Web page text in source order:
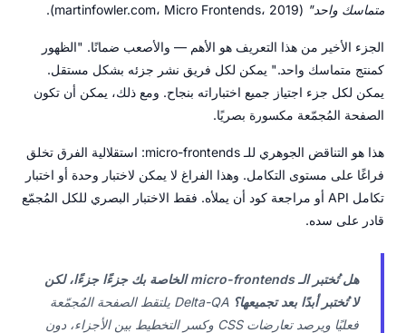
متماسك واحد" (martinfowler.com، Micro Frontends، 2019).
الجزء الأخير من هذا التعريف هو الأهم — والأصعب ضمانًا. "الظهور
كمنتج متماسك واحد." يمكن لكل فريق نشر جزئه بشكل مستقل.
يمكن لكل جزء اجتياز جميع اختباراته بنجاح. ومع ذلك، يمكن أن تكون
الصفحة المُجمّعة مكسورة بصريًا.
هذا هو التناقض الجوهري للـ micro-frontends: استقلالية الفرق تخلق
فراغًا على مستوى التكامل. وهذا الفراغ لا يمكن لاختبار وحدة أو اختبار
تكامل API أو مراجعة كود أن يملأه. فقط الاختبار البصري للكل المُجمّع
قادر على سده.
هل تُختبر الـ micro-frontends الخاصة بك جزءًا جزءًا، لكن
لا تُختبر أبدًا بعد تجميعها؟
Delta-QA يلتقط الصفحة المُجمّعة
فعليًا ويرصد تعارضات CSS وكسر التخطيط بين الأجزاء، دون